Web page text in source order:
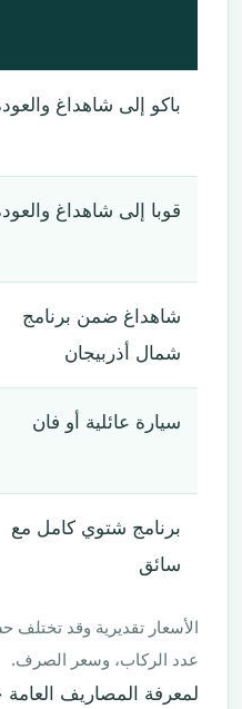
باكو إلى شاهداغ
قوبا إلى شاهداغ
شاهداغ ضمن برنامج
شمال أذربيجان
سيارة عائلية أو فان
برنامج شتوي كامل مع
سائق
الأسعار تقديرية وقد
عدد الركاب، وسعر الصرف.
لمعرفة المصاريف العامة